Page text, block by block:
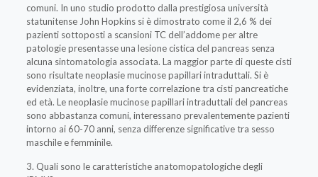
comuni. In uno studio prodotto dalla prestigiosa università
statunitense John Hopkins si è dimostrato come il 2,6 % dei
pazienti sottoposti a scansioni TC dell’addome per altre
patologie presentasse una lesione cistica del pancreas senza
alcuna sintomatologia associata. La maggior parte di queste cisti
sono risultate neoplasie mucinose papillari intraduttali. Si è
evidenziata, inoltre, una forte correlazione tra cisti pancreatiche
ed età. Le neoplasie mucinose papillari intraduttali del pancreas
sono abbastanza comuni, interessano prevalentemente pazienti
intorno ai 60-70 anni, senza differenze significative tra sesso
maschile e femminile.
3. Quali sono le caratteristiche anatomopatologiche degli